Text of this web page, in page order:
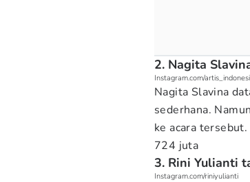
2. Nagita
Instagram.com/
Nagita Slavina
sederhana.
ke acara
724 juta
3. Rini Yulianti
Instagram.com/riniyulianti